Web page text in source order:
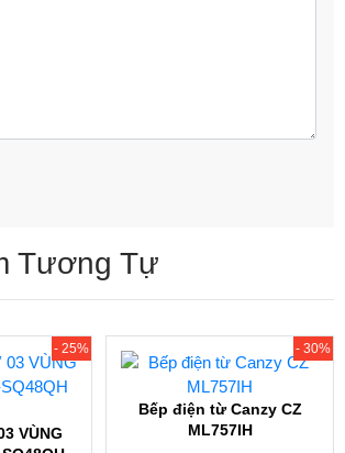
Tương Tự
- 25%
VÙNG
- 30%
Bếp điện từ Canzy CZ
ML757IH